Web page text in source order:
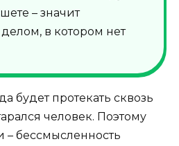
– значит
в котором нет
будет протекать сквозь
человек. Поэтому
– бессмысленность